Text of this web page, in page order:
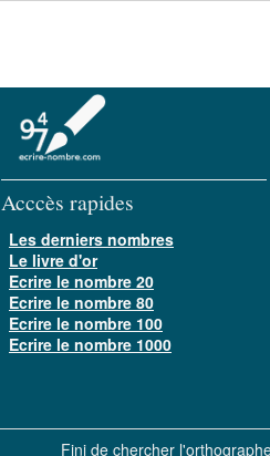
Acccès rapides
Les derniers nombres
Le livre d'or
Ecrire le nombre 20
Ecrire le nombre 80
Ecrire le nombre 100
Ecrire le nombre 1000
Fini de chercher